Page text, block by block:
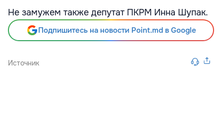
Не замужем также депутат ПКРМ Инна Шупак.
Подпишитесь на новости Point.md в Google
Источник